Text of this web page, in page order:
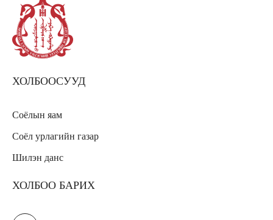
ХОЛБООСУУД
Соёлын яам
Соёл урлагийн газар
Шилэн данс
ХОЛБОО БАРИХ